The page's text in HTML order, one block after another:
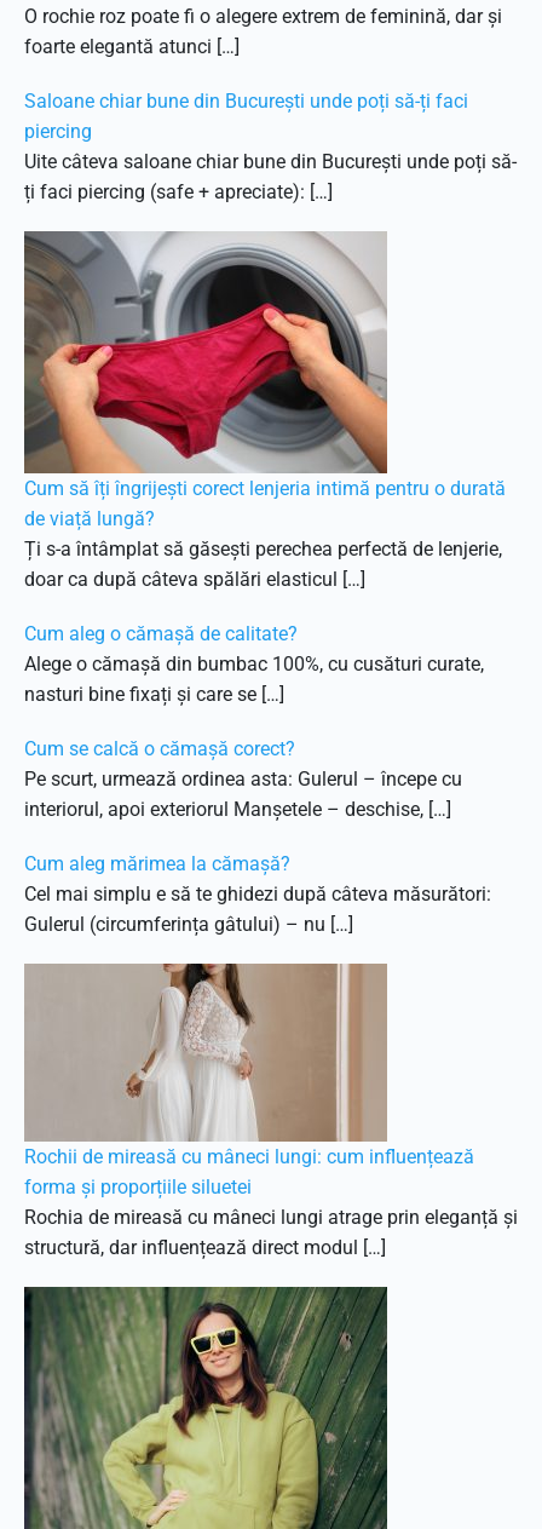
O rochie roz poate fi o alegere extrem de feminină, dar și
foarte elegantă atunci […]
Saloane chiar bune din București unde poți să-ți faci
piercing
Uite câteva saloane chiar bune din București unde poți să-
ți faci piercing (safe + apreciate): […]
Cum să îți îngrijești corect lenjeria intimă pentru o durată
de viață lungă?
Ți s-a întâmplat să găsești perechea perfectă de lenjerie,
doar ca după câteva spălări elasticul […]
Cum aleg o cămașă de calitate?
Alege o cămașă din bumbac 100%, cu cusături curate,
nasturi bine fixați și care se […]
Cum se calcă o cămașă corect?
Pe scurt, urmează ordinea asta: Gulerul – începe cu
interiorul, apoi exteriorul Manșetele – deschise, […]
Cum aleg mărimea la cămașă?
Cel mai simplu e să te ghidezi după câteva măsurători:
Gulerul (circumferința gâtului) – nu […]
Rochii de mireasă cu mâneci lungi: cum influențează
forma și proporțiile siluetei
Rochia de mireasă cu mâneci lungi atrage prin eleganță și
structură, dar influențează direct modul […]